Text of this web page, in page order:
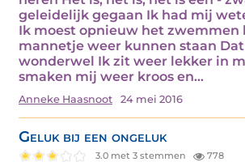
geleidelijk gegaan Ik had mij
Ik moest opnieuw het zwemmen
mannetje weer kunnen staan
wonderwel Ik zit weer lekker in
smaken mij weer kroos en…
Anneke Haasnoot 24 mei 2016
Geluk bij een ongeluk
3.0 met 3 stemmen 778